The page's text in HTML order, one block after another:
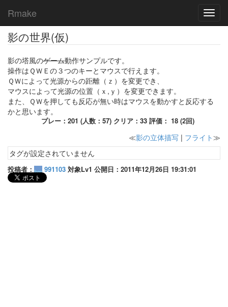
Rmake
影の世界(仮)
影の塔風のゲーム動作サンプルです。
操作はＱＷＥの３つのキーとマウスで行えます。
ＱＷによって光源からの距離（ｚ）を変更でき、
マウスによって光源の位置（ｘ,ｙ）を変更できます。
また、ＱＷを押しても反応が無い時はマウスを動かすと反応する
かと思います。
プレー：201 (人数：57) クリア：33 評価： 18 (2回)
≪影の立体描写 | フライト≫
タグが設定されていません
投稿者： 991103 対象Lv1 公開日：2011年12月26日 19:31:01